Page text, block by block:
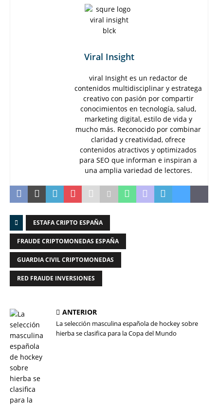
Viral Insight
viral Insight es un redactor de
contenidos multidisciplinar y estratega
creativo con pasión por compartir
conocimientos en tecnología, salud,
marketing digital, estilo de vida y
mucho más. Reconocido por combinar
claridad y creatividad, ofrece
contenidos atractivos y optimizados
para SEO que informan e inspiran a
una amplia variedad de lectores.
ESTAFA CRIPTO ESPAÑA
FRAUDE CRIPTOMONEDAS ESPAÑA
GUARDIA CIVIL CRIPTOMONEDAS
RED FRAUDE INVERSIONES
ANTERIOR
La selección masculina española de hockey sobre
hierba se clasifica para la Copa del Mundo